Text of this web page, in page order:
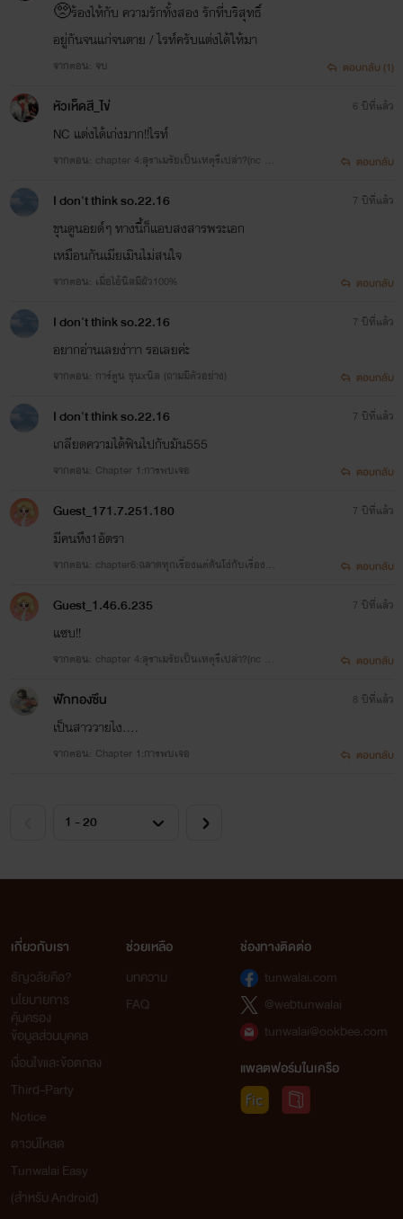
🥺ร้องไห้กับ ความรักทั้งสอง รักที่บริสุทธิ์
อยู่กันจนแก่จนตาย / ไรท์ครับแต่งได้ให้มา
จากตอน: จบ ตอบกลับ (1)
หัวเห็ดสี_ไข่
NC แต่งได้เก่งมาก!!ไรท์
จากตอน: chapter 4:สุราเมรัยเป็นเหตุรึเปล่า?(nc กี่
6 ปีที่แล้ว
ตอบกลับ
I don't think so.22.16
ขุนดูนอยด์ๆ ทางนี้ก็แอบสงสารพระเอก
เหมือนกันเมียเมินไม่สนใจ
จากตอน: เมื่อไอ้นิลมีผัว100%
7 ปีที่แล้ว
ตอบกลับ
I don't think so.22.16
อยากอ่านเลยง่าาา รอเลยค่ะ
จากตอน: การ์ตูน ขุนxนิล (ถามมีตัวอย่าง)
7 ปีที่แล้ว
ตอบกลับ
I don't think so.22.16
เกลียดความได้ฟินไปกับมัน555
จากตอน: Chapter 1:การพบเจอ
7 ปีที่แล้ว
ตอบกลับ
Guest_171.7.251.180
มีคนหึง1อัตรา
จากตอน: chapter6:ฉลาดทุกเรื่องแต่ดันโง่กับเรื่องนี้
7 ปีที่แล้ว
ตอบกลับ
Guest_1.46.6.235
แซบ!!
จากตอน: chapter 4:สุราเมรัยเป็นเหตุรึเปล่า?(nc กี่
7 ปีที่แล้ว
ตอบกลับ
ฟักทองซึน
เป็นสาววายไง....
จากตอน: Chapter 1:การพบเจอ
8 ปีที่แล้ว
ตอบกลับ
เกี่ยวกับเรา
ธัญวลัยคือ?
นโยบายการ
คุ้มครอง
ข้อมูลส่วนบุคคล
เงื่อนไขและข้อตกลง
Third-Party
Notice
ดาวน์โหลด
Tunwalai Easy
(สำหรับ Android)
ช่วยเหลือ
บทความ
FAQ
ช่องทางติดต่อ
tunwalai.com
@webtunwalai
tunwalai@ookbee.com
แพลตฟอร์มในเครือ